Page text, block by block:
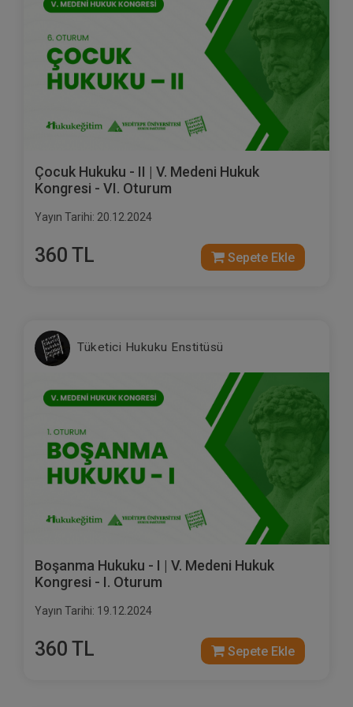
Çocuk Hukuku - II | V. Medeni Hukuk
Kongresi - VI. Oturum
Yayın Tarihi: 20.12.2024
360 TL Sepete Ekle
Tüketici Hukuku Enstitüsü
Boşanma Hukuku - I | V. Medeni Hukuk
Kongresi - I. Oturum
Yayın Tarihi: 19.12.2024
360 TL Sepete Ekle